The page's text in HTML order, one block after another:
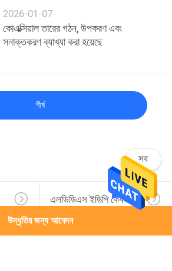
2026-01-07
কোএক্সিয়াল তারের গঠন, উপকরণ এবং
সনাক্তকরণ ব্যাখ্যা করা হয়েছে
শীর্ষ
সব
এলভিডিএস ইডিপি কেবল
এমআইপিআই কেবল
উদ্ধৃতির জন্য আবেদন